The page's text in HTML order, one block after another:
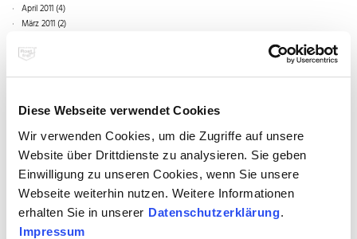
Diese Webseite verwendet Cookies
Wir verwenden Cookies, um die Zugriffe auf unsere
Website über Drittdienste zu analysieren. Sie geben
Einwilligung zu unseren Cookies, wenn Sie unsere
Webseite weiterhin nutzen. Weitere Informationen
erhalten Sie in unserer Datenschutzerklärung.
Impressum
April 2011 (4)
März 2011 (2)
November 2010 (3)
September 2010 (1)
Juli 2010 (1)
Juni 2010 (1)
Mai 2010 (5)
März 2010 (1)
2009
April 2009 (1)
2008
Oktober 2008 (1)
Nachrichten aus 6/2011